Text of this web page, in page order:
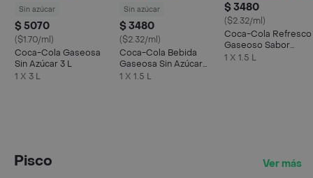
Sin azúcar
$ 5070
($1.70/ml)
Coca-Cola Gaseosa
Sin Azúcar 3 L
1 X 3 L
Sin azúcar
$ 3480
($2.32/ml)
Coca-Cola Bebida
Gaseosa Sin Azúcar
1.5 L
1 X 1.5 L
$ 3480
($2.32/ml)
Coca-Cola Refresco
Gaseoso Sabor
Original 1.5 L
1 X 1.5 L
Pisco Ver más